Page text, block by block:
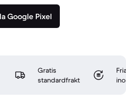
Google Pixel
Gratis
standardfrakt